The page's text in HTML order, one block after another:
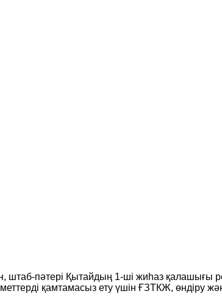
штаб-пәтері Қытайдың 1-ші жиһаз қалашығы
қамтамасыз ету үшін ҒЗТКЖ, өндіру